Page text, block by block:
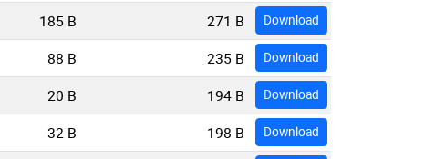
185 B 271 B Download
88 B 235 B Download
20 B 194 B Download
32 B 198 B Download